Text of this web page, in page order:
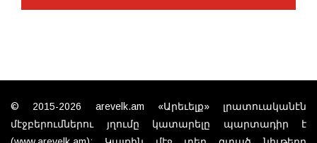
© 2015-2026 arevelk.am «Արեւելք» լրատուականէն
մէջբերումներու յղումը կատարելը պարտադիր է